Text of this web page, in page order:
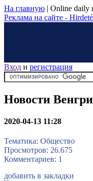
На главную | Online daily
Реклама на сайте -
Вход и регистрация
Новости
2020-04-13 11:28
Тематика: Общество
Просмотров: 26.675
Комментариев: 1
добавить в закладки